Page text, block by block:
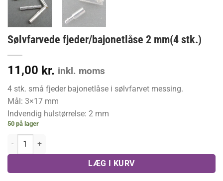
Sølvfarvede fjeder/bajonetlåse 2 mm(4 stk.)
11,00 kr. inkl. moms
4 stk. små fjeder bajonetlåse i sølvfarvet messing.
Mål: 3×17 mm
Indvendig hulstørrelse: 2 mm
50 på lager
Sølvfarvede fjeder/bajonetlåse 2 mm(4 stk.) antal
LÆG I KURV